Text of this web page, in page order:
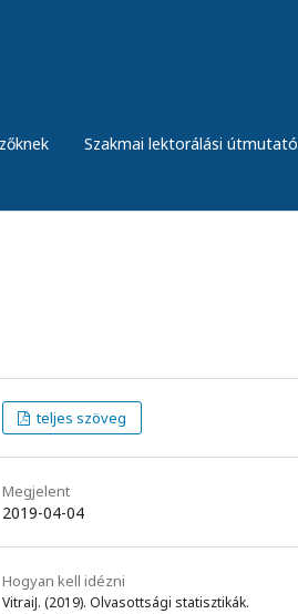
Szakmai lektorálási útmutató
teljes szöveg
Megjelent
2019-04-04
Hogyan kell idézni
VitraiJ. (2019). Olvasottsági statisztikák.